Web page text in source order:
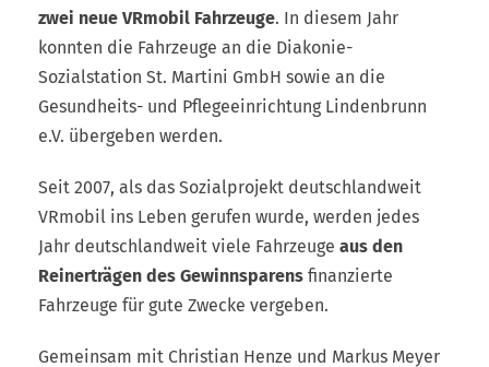
zwei neue VRmobil Fahrzeuge. In diesem Jahr
konnten die Fahrzeuge an die Diakonie-
Sozialstation St. Martini GmbH sowie an die
Gesundheits- und Pflegeeinrichtung Lindenbrunn
e.V. übergeben werden.
Seit 2007, als das Sozialprojekt deutschlandweit
VRmobil ins Leben gerufen wurde, werden jedes
Jahr deutschlandweit viele Fahrzeuge aus den
Reinerträgen des Gewinnsparens finanzierte
Fahrzeuge für gute Zwecke vergeben.
Gemeinsam mit Christian Henze und Markus Meyer